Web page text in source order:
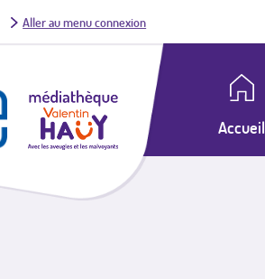
Aller au menu connexion
Accueil